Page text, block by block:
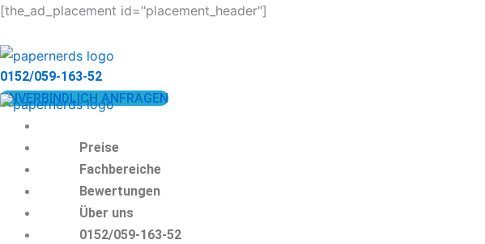
[the_ad_placement id="placement_header"]
Zum
springen
0152/059-163-52
UNVERBINDLICH ANFRAGEN
Preise
Fachbereiche
Bewertungen
Über uns
0152/059-163-52